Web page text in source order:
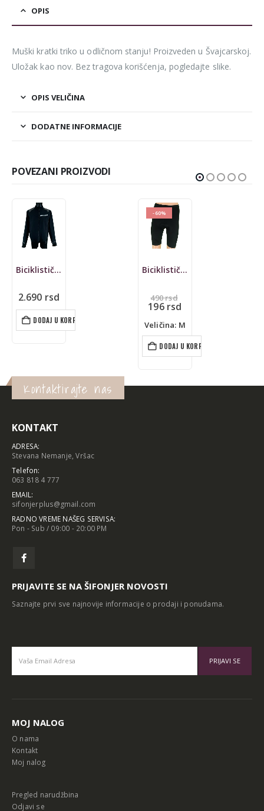
OPIS
Muški kratki triko u odličnom stanju! Proizveden u Švajcarskoj.
Uložak kao nov. Bez tragova korišćenja, pogledajte slike.
OPIS VELIČINA
DODATNE INFORMACIJE
POVEZANI PROIZVODI
-60%
490rsd
je
bila:
490 rsd.
196rsd
cena
je:
196 rsd.
Veličina: M
2.790
DODAJ U KORPU
Kontaktirajte nas
KONTAKT
ADRESA:
Stevana Nemanje, Vršac
Telefon:
063 818 4 777
EMAIL:
sifonjerplus@gmail.com
RADNO VREME NAŠEG SERVISA:
Pon - Sub / 09:00 - 20:00 PM
PRIJAVITE SE NA ŠIFONJER NOVOSTI
Saznajte prvi sve najnovije informacije o prodaji i ponudama.
MOJ NALOG
O nama
Kontakt
Moj nalog
Pregled narudžbina
Odjavi se